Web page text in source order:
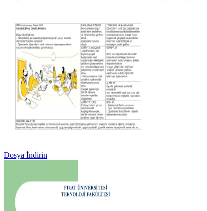
Dosya İndirin